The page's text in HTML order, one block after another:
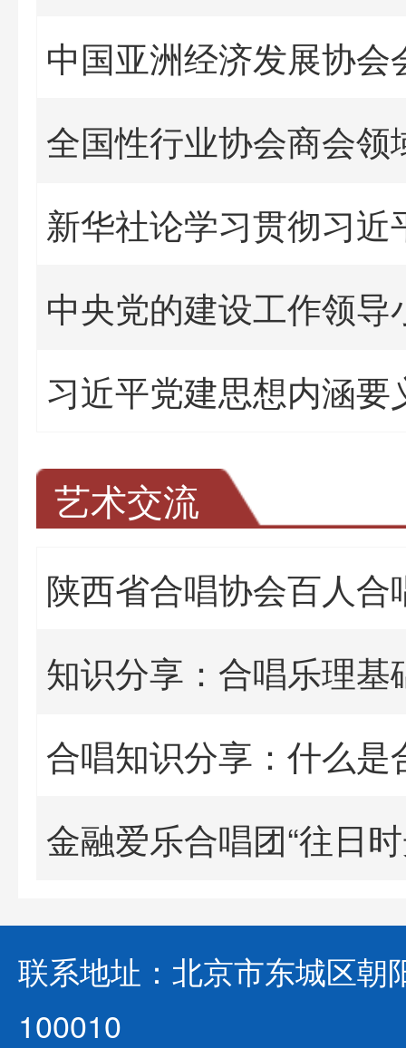
全国性行业协会商会
新华社论学习贯彻习近
习近平党建思想内涵要
艺术交流
陕西省合唱协会百人合
知识分享：合唱乐理基
合唱知识分享：什么是
联系地址：北京市东城区
100010